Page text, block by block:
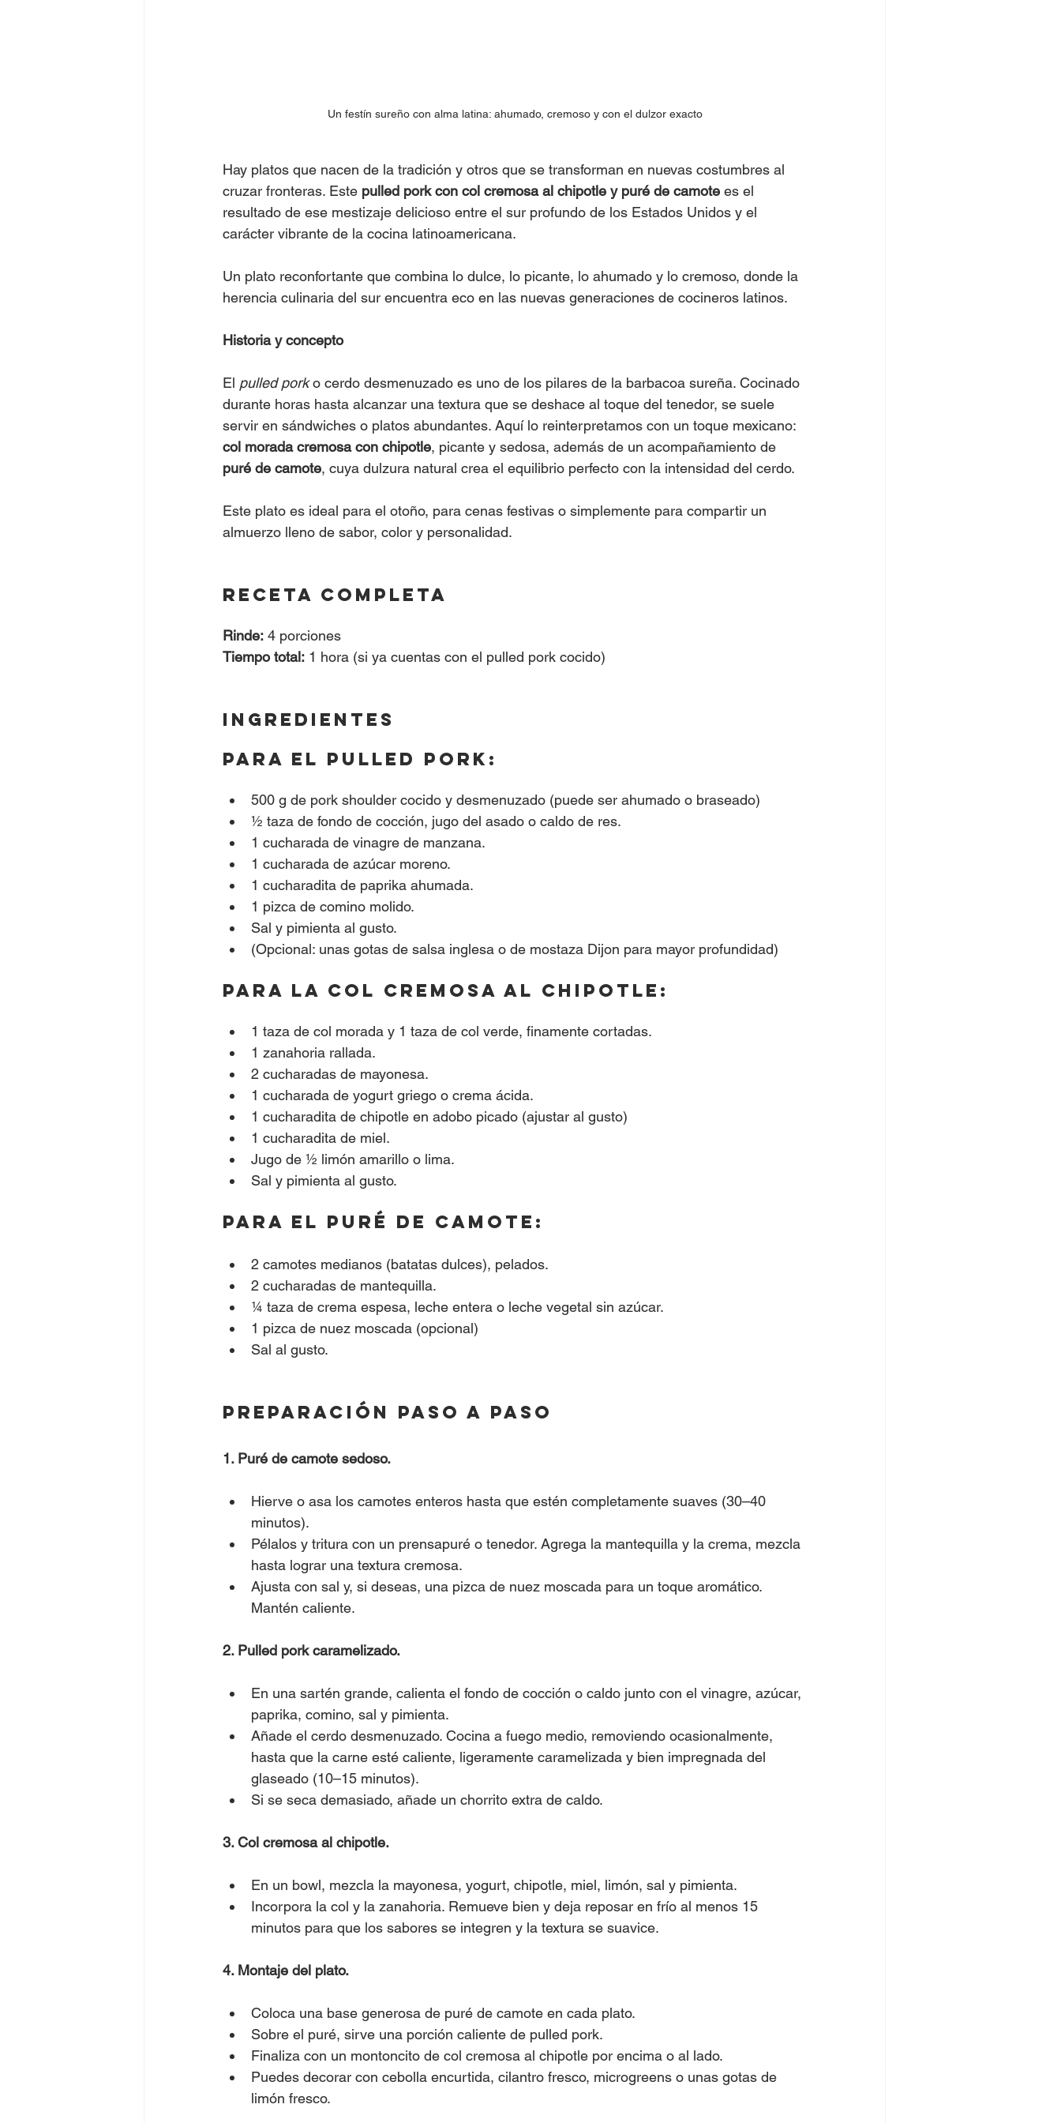
Un festín sureño con alma latina: ahumado, cremoso y con el dulzor exacto
Hay platos que nacen de la tradición y otros que se transforman en nuevas costumbres al
cruzar fronteras. Este pulled pork con col cremosa al chipotle y puré de camote es el
resultado de ese mestizaje delicioso entre el sur profundo de los Estados Unidos y el
carácter vibrante de la cocina latinoamericana.
Un plato reconfortante que combina lo dulce, lo picante, lo ahumado y lo cremoso, donde la
herencia culinaria del sur encuentra eco en las nuevas generaciones de cocineros latinos.
Historia y concepto
El pulled pork o cerdo desmenuzado es uno de los pilares de la barbacoa sureña. Cocinado
durante horas hasta alcanzar una textura que se deshace al toque del tenedor, se suele
servir en sándwiches o platos abundantes. Aquí lo reinterpretamos con un toque mexicano:
col morada cremosa con chipotle, picante y sedosa, además de un acompañamiento de
puré de camote, cuya dulzura natural crea el equilibrio perfecto con la intensidad del cerdo.
Este plato es ideal para el otoño, para cenas festivas o simplemente para compartir un
almuerzo lleno de sabor, color y personalidad.
Receta completa
Rinde: 4 porciones
Tiempo total: 1 hora (si ya cuentas con el pulled pork cocido)
Ingredientes
Para el pulled pork:
500 g de pork shoulder cocido y desmenuzado (puede ser ahumado o braseado)
½ taza de fondo de cocción, jugo del asado o caldo de res.
1 cucharada de vinagre de manzana.
1 cucharada de azúcar moreno.
1 cucharadita de paprika ahumada.
1 pizca de comino molido.
Sal y pimienta al gusto.
(Opcional: unas gotas de salsa inglesa o de mostaza Dijon para mayor profundidad)
Para la col cremosa al chipotle:
1 taza de col morada y 1 taza de col verde, finamente cortadas.
1 zanahoria rallada.
2 cucharadas de mayonesa.
1 cucharada de yogurt griego o crema ácida.
1 cucharadita de chipotle en adobo picado (ajustar al gusto)
1 cucharadita de miel.
Jugo de ½ limón amarillo o lima.
Sal y pimienta al gusto.
Para el puré de camote:
2 camotes medianos (batatas dulces), pelados.
2 cucharadas de mantequilla.
¼ taza de crema espesa, leche entera o leche vegetal sin azúcar.
1 pizca de nuez moscada (opcional)
Sal al gusto.
Preparación paso a paso
1. Puré de camote sedoso.
Hierve o asa los camotes enteros hasta que estén completamente suaves (30–40
minutos).
Pélalos y tritura con un prensapuré o tenedor. Agrega la mantequilla y la crema, mezcla
hasta lograr una textura cremosa.
Ajusta con sal y, si deseas, una pizca de nuez moscada para un toque aromático.
Mantén caliente.
2. Pulled pork caramelizado.
En una sartén grande, calienta el fondo de cocción o caldo junto con el vinagre, azúcar,
paprika, comino, sal y pimienta.
Añade el cerdo desmenuzado. Cocina a fuego medio, removiendo ocasionalmente,
hasta que la carne esté caliente, ligeramente caramelizada y bien impregnada del
glaseado (10–15 minutos).
Si se seca demasiado, añade un chorrito extra de caldo.
3. Col cremosa al chipotle.
En un bowl, mezcla la mayonesa, yogurt, chipotle, miel, limón, sal y pimienta.
Incorpora la col y la zanahoria. Remueve bien y deja reposar en frío al menos 15
minutos para que los sabores se integren y la textura se suavice.
4. Montaje del plato.
Coloca una base generosa de puré de camote en cada plato.
Sobre el puré, sirve una porción caliente de pulled pork.
Finaliza con un montoncito de col cremosa al chipotle por encima o al lado.
Puedes decorar con cebolla encurtida, cilantro fresco, microgreens o unas gotas de
limón fresco.